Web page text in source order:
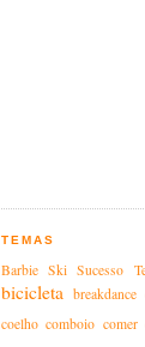
TEMAS
Barbie Ski Sucesso
bicicleta breakdance
coelho comboio comer